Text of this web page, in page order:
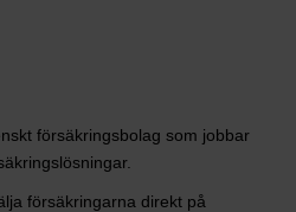
försäkringsbolag som jobbar
försäkringarna direkt på